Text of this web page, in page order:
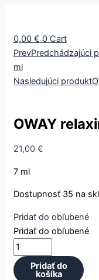
0,00 € 0 Cart
PrevPredchádzajúci
ml
Nasledujúci produkt
OWAY
21,00 €
7 ml
Dostupnosť 35 na
Pridať do obľubené
Pridať do obľubené
relaxing
blend
-
7
Pridať do
košíka